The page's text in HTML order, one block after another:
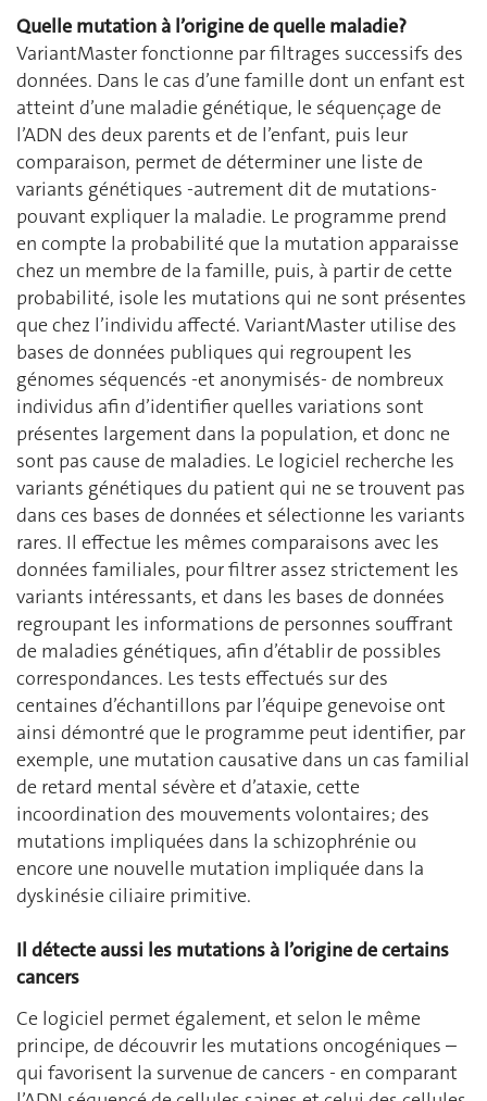
Quelle mutation à l’origine de quelle maladie?
VariantMaster fonctionne par filtrages successifs des
données. Dans le cas d’une famille dont un enfant est
atteint d’une maladie génétique, le séquençage de
l’ADN des deux parents et de l’enfant, puis leur
comparaison, permet de déterminer une liste de
variants génétiques -autrement dit de mutations-
pouvant expliquer la maladie. Le programme prend
en compte la probabilité que la mutation apparaisse
chez un membre de la famille, puis, à partir de cette
probabilité, isole les mutations qui ne sont présentes
que chez l’individu affecté. VariantMaster utilise des
bases de données publiques qui regroupent les
génomes séquencés -et anonymisés- de nombreux
individus afin d’identifier quelles variations sont
présentes largement dans la population, et donc ne
sont pas cause de maladies. Le logiciel recherche les
variants génétiques du patient qui ne se trouvent pas
dans ces bases de données et sélectionne les variants
rares. Il effectue les mêmes comparaisons avec les
données familiales, pour filtrer assez strictement les
variants intéressants, et dans les bases de données
regroupant les informations de personnes souffrant
de maladies génétiques, afin d’établir de possibles
correspondances. Les tests effectués sur des
centaines d’échantillons par l’équipe genevoise ont
ainsi démontré que le programme peut identifier, par
exemple, une mutation causative dans un cas familial
de retard mental sévère et d’ataxie, cette
incoordination des mouvements volontaires; des
mutations impliquées dans la schizophrénie ou
encore une nouvelle mutation impliquée dans la
dyskinésie ciliaire primitive.
Il détecte aussi les mutations à l’origine de certains
cancers
Ce logiciel permet également, et selon le même
principe, de découvrir les mutations oncogéniques –
qui favorisent la survenue de cancers - en comparant